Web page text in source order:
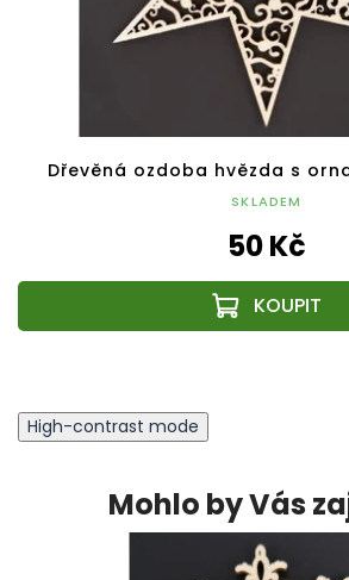
Dřevěná ozdoba hvězda s
SKLADEM
50 Kč
High-contrast mode
Mohlo by Vás